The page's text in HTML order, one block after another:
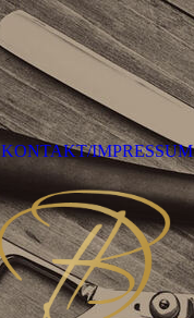
KONTAKT/IMPRESSUM